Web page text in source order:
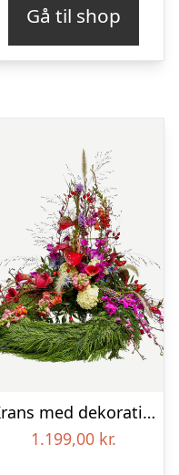
Gå til shop
Krans med dekoration – Et farverigt farvel
1.199,00 kr.